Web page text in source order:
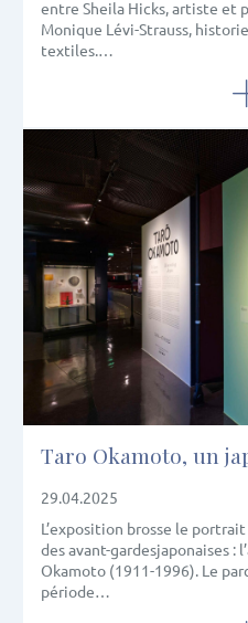
entre Sheila Hicks, artiste et
Monique Lévi-Strauss,
textiles.…
Taro Okamoto, un
29.04.2025
L’exposition brosse le
des avant-gardesjaponaises
Okamoto (1911-1996). Le
période…